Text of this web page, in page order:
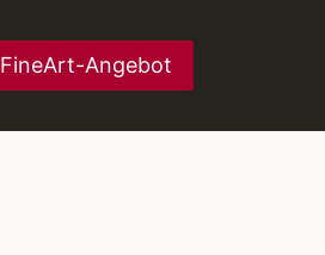
FineArt-Angebot